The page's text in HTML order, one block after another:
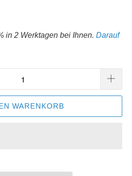
in 2 Werktagen bei Ihnen. Darauf
WARENKORB